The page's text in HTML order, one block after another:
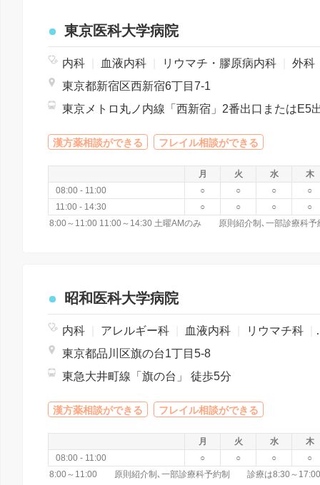
東京医科大学病院
内科 血液内科 リウマチ・膠原病内科
外科
東京都新宿区西新宿6丁目7-1
漢方薬相談ができる フレイル相談ができる
月 火 水
木
08:00 - 11:00
○ ○ ○
○
11:00 - 14:30
○ ○ ○ ○
昭和医科大学病院
内科 アレルギー科 血液内科 リウマチ科
東京都品川区旗の台1丁目5-8
東急大井町線「旗の台」 徒歩5分
漢方薬相談ができる フレイル相談ができる
月 火 水
木
08:00 - 11:00
○ ○ ○ ○